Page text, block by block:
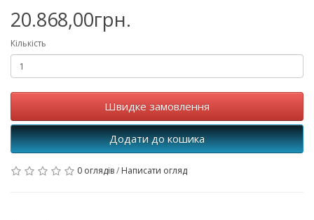
20.868,00грн.
Кількість
Швидке замовлення
Додати до кошика
0 оглядів/ Написати огляд